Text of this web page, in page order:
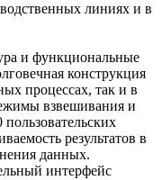
линиях и в
и функциональные
конструкция
процессах, так и в
взвешивания и
результатов в
данных.
интерфейс